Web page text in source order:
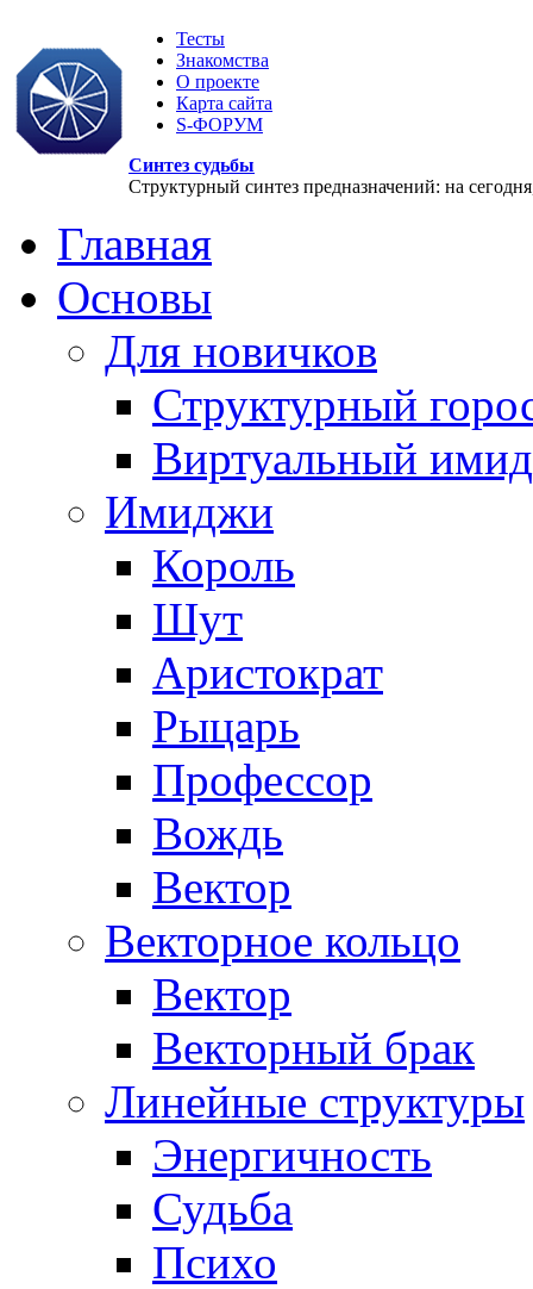
Тесты
Знакомства
О проекте
Карта сайта
S-ФОРУМ
Синтез судьбы
Структурный синтез предназначений: на
Главная
Основы
Для новичков
Структурный
Виртуальный
Имиджи
Король
Шут
Аристократ
Рыцарь
Профессор
Вождь
Вектор
Векторное кольцо
Вектор
Векторный брак
Линейные структуры
Энергичность
Судьба
Психо